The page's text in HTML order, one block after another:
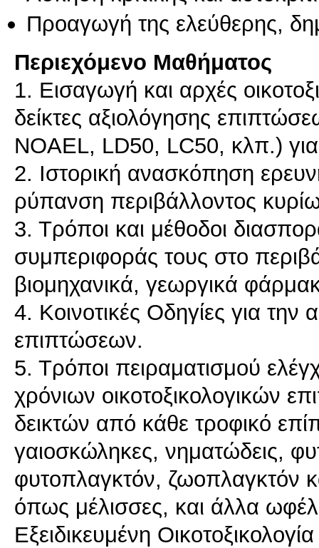
Προαγωγή της ελεύθερης,
Περιεχόμενο Μαθήματος
1. Εισαγωγή και αρχές
δείκτες αξιολόγησης
NOΑΕL, LD50, LC50, κλπ.) για
2. Ιστορική ανασκόπηση
ρύπανση περιβάλλοντος
3. Τρόποι και μέθοδοι
συμπεριφοράς τους στο
βιομηχανικά, γεωργικά
4. Κοινοτικές Οδηγίες για την
επιπτώσεων.
5. Τρόποι πειραματισμού
χρόνιων οικοτοξικολογικών
δεικτών από κάθε τροφικό
γαιοσκώληκες, νηματώδεις,
φυτοπλαγκτόν, ζωοπλαγκτόν
όπως μέλισσες, και άλλα
Εξειδικευμένη Οικοτοξικολογία